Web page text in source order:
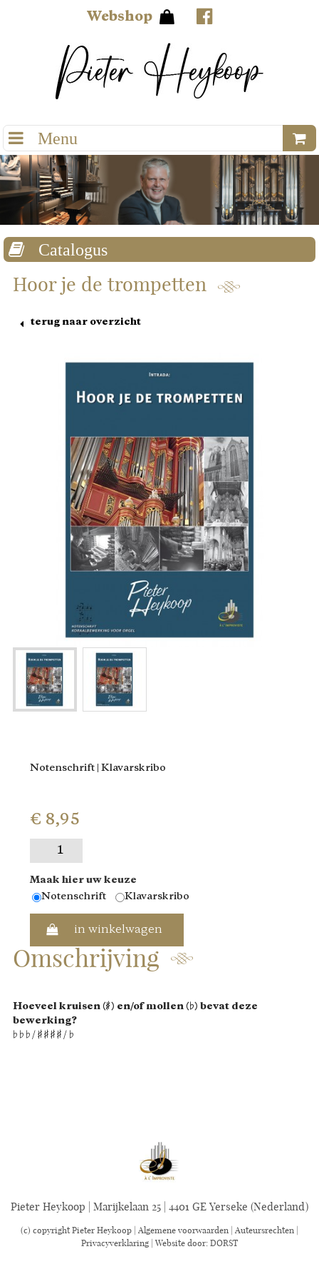
Webshop
Hoor je de trompetten
terug naar overzicht
Notenschrift | Klavarskribo
€ 8,95
Maak hier uw keuze
Notenschrift
Klavarskribo
in winkelwagen
Omschrijving
Hoeveel kruisen (♯) en/of mollen (♭) bevat deze
bewerking?
♭ ♭ ♭/ ♯ ♯ ♯ ♯ / ♭
Pieter Heykoop | Marijkelaan 25 | 4401 GE Yerseke (Nederland)
(c) copyright Pieter Heykoop | Algemene voorwaarden Auteursrechten
Privacyverklaring | Website door: DORST